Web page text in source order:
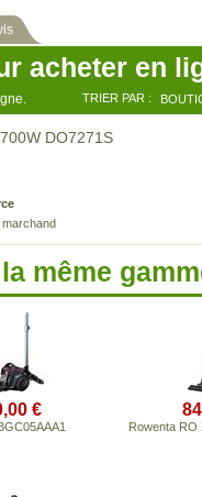
acheter en
TRIER PAR :
DO7271S
même
€
Rowenta RO